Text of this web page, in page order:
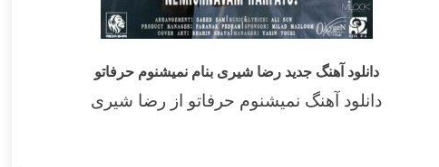
دانلود آهنگ جدید رضا شیری بنام نمیشنوم حرفاتو
دانلود آهنگ نمیشنوم حرفاتو از رضا شیری